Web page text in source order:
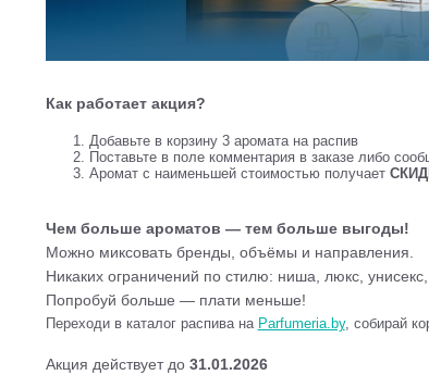
Как работает акция?
Добавьте в корзину 3 аромата на распив
Поставьте в поле комментария в заказе либо
Аромат с наименьшей стоимостью получает
Чем больше ароматов — тем больше выгоды!
Можно миксовать бренды, объёмы и направления.
Никаких ограничений по стилю: ниша, люкс,
Попробуй больше — плати меньше!
Переходи в каталог распива на Parfumeria.by, собирай
Акция действует до 31.01.2026